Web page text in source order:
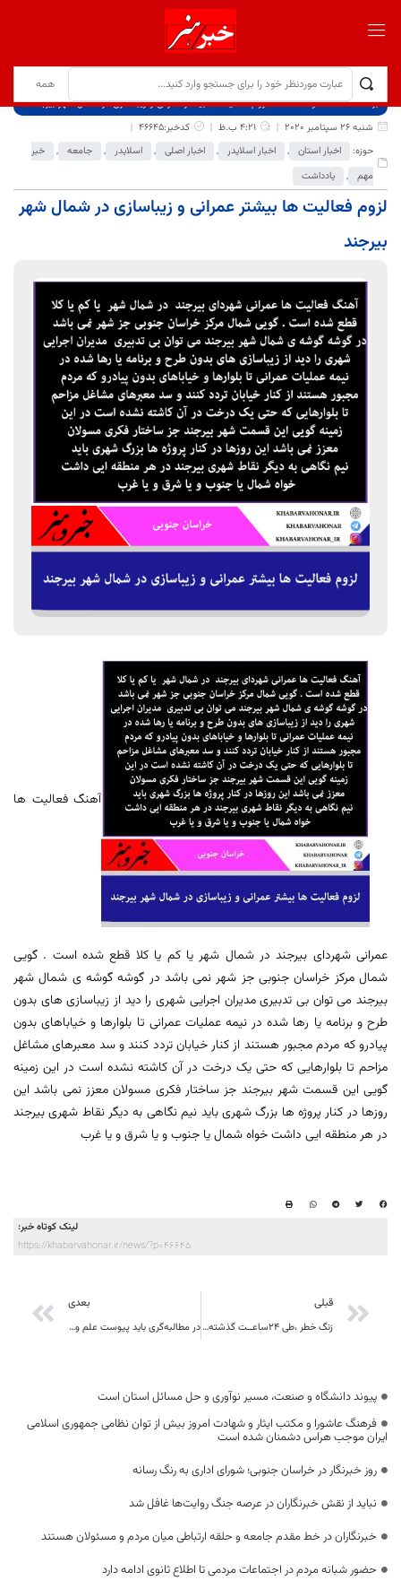
برگ نخست نوشته‌ها
لزوم فعالیت ها بیشتر عمرانی و زیباسازی در شمال شهر بیرجند
شنبه 26 سپتامبر 2020
4:21 ب.ظ
کدخبر:46645
حوزه:
اخبار استان , اخبار اسلایدر , اخبار اصلی , اسلایدر , جامعه ,
خبر
مهم , یادداشت
لزوم فعالیت ها بیشتر عمرانی و زیباسازی در شمال شهر
بیرجند
آهنگ فعالیت ها
عمرانی شهردای بیرجند در شمال شهر یا کم یا کلا قطع شده است . گویی
شمال مرکز خراسان جنوبی جز شهر نمی باشد در گوشه گوشه ی شمال شهر
بیرجند می توان بی تدبیری مدیران اجرایی شهری را دید از زیباسازی های بدون
طرح و برنامه یا رها شده در نیمه عملیات عمرانی تا بلوارها و خیاباهای بدون
پیادرو که مردم مجبور هستند از کنار خیابان تردد کنند و سد معبرهای مشاغل
مزاحم تا بلوارهایی که حتی یک درخت در آن کاشته نشده است در این زمینه
گویی این قسمت شهر بیرجند جز ساختار فکری مسولان معزز نمی باشد این
روزها در کنار پروژه ها بزرگ شهری باید نیم نگاهی به دیگر نقاط شهری بیرجند
در هر منطقه ایی داشت خواه شمال یا جنوب و یا شرق و یا غرب
لینک کوتاه خبر:
https://khabarvahonar.ir/news/?p=46645
قبلی
زنگ خطر ،طی ۲۴ساعــت گذشته، ســـه مـــورد فوتی جـــدید بر اثر کرونا ویروس در خراسان جنوبی
بعدی
در مطالبه‌گری باید پیوست علم و نخبگان و پیوست رسانه رعایت شود
پیوند دانشگاه و صنعت، مسیر نوآوری و حل مسائل استان است
فرهنگ عاشورا و مکتب ایثار و شهادت امروز بیش از توان نظامی جمهوری اسلامی
ایران موجب هراس دشمنان شده است
روز خبرنگار در خراسان جنوبی؛ شورای اداری به رنگ رسانه
نباید از نقش خبرنگاران در عرصه جنگ روایت‌ها غافل شد
خبرنگاران در خط مقدم جامعه و حلقه ارتباطی میان مردم و مسئولان هستند
حضور شبانه مردم در اجتماعات مردمی تا اطلاع ثانوی ادامه دارد